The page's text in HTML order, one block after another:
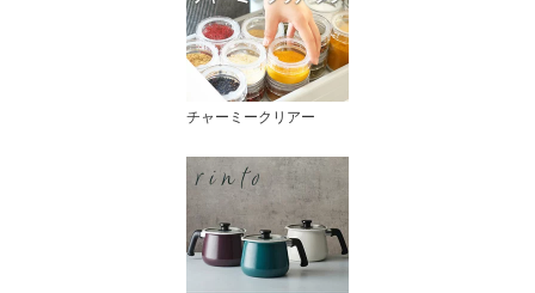
チャーミークリアー